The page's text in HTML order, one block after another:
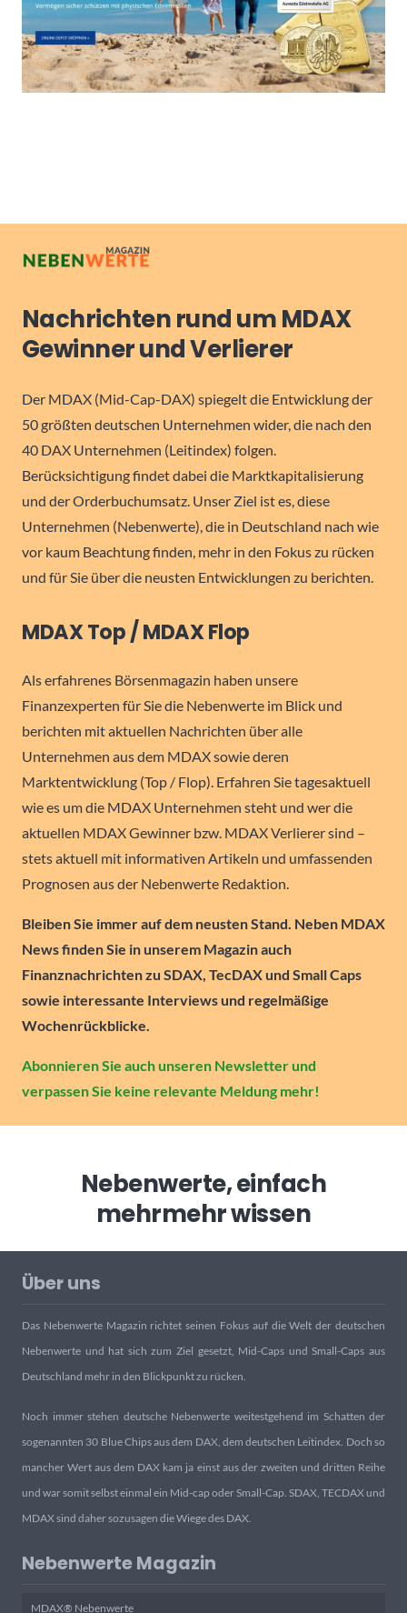
Nachrichten rund um MDAX
Gewinner und Verlierer
Der MDAX (Mid-Cap-DAX) spiegelt die Entwicklung der
50 größten deutschen Unternehmen wider, die nach den
40 DAX Unternehmen (Leitindex) folgen.
Berücksichtigung findet dabei die Marktkapitalisierung
und der Orderbuchumsatz. Unser Ziel ist es, diese
Unternehmen (Nebenwerte), die in Deutschland nach wie
vor kaum Beachtung finden, mehr in den Fokus zu rücken
und für Sie über die neusten Entwicklungen zu berichten.
MDAX Top / MDAX Flop
Als erfahrenes Börsenmagazin haben unsere
Finanzexperten für Sie die Nebenwerte im Blick und
berichten mit aktuellen Nachrichten über alle
Unternehmen aus dem MDAX sowie deren
Marktentwicklung (Top / Flop). Erfahren Sie tagesaktuell
wie es um die MDAX Unternehmen steht und wer die
aktuellen MDAX Gewinner bzw. MDAX Verlierer sind –
stets aktuell mit informativen Artikeln und umfassenden
Prognosen aus der Nebenwerte Redaktion.
Bleiben Sie immer auf dem neusten Stand. Neben MDAX
News finden Sie in unserem Magazin auch
Finanznachrichten zu SDAX, TecDAX und Small Caps
sowie interessante Interviews und regelmäßige
Wochenrückblicke.
Abonnieren Sie auch unseren Newsletter und
verpassen Sie keine relevante Meldung mehr!
Nebenwerte, einfach
mehrmehr wissen
Über uns
Das Nebenwerte Magazin richtet seinen Fokus auf die Welt der deutschen
Nebenwerte und hat sich zum Ziel gesetzt, Mid-Caps und Small-Caps aus
Deutschland mehr in den Blickpunkt zu rücken.
Noch immer stehen deutsche Nebenwerte weitestgehend im Schatten der
sogenannten 30 Blue Chips aus dem DAX, dem deutschen Leitindex. Doch so
mancher Wert aus dem DAX kam ja einst aus der zweiten und dritten Reihe
und war somit selbst einmal ein Mid-cap oder Small-Cap. SDAX, TECDAX und
MDAX sind daher sozusagen die Wiege des DAX.
Nebenwerte Magazin
MDAX® Nebenwerte